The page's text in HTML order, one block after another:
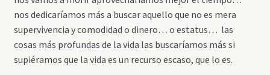
nos dedicaríamos más a buscar aquello que no es mera
supervivencia y comodidad o dinero… o estatus… las
cosas más profundas de la vida las buscaríamos más si
supiéramos que la vida es un recurso escaso, que lo es.